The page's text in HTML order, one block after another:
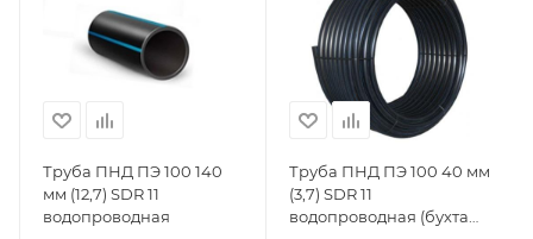
Труба ПНД ПЭ 100 140
мм (12,7) SDR 11
водопроводная
Труба ПНД ПЭ 100 40 мм
(3,7) SDR 11
водопроводная (бухта